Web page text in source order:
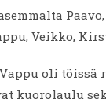
Veikko,
oli töissä
kuorolaulu